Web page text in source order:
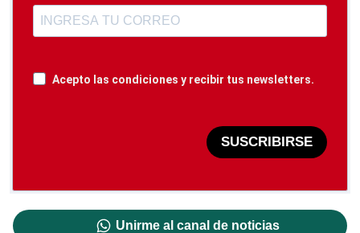
Acepto las condiciones y recibir tus newsletters.
SUSCRIBIRSE
Unirme al canal de noticias